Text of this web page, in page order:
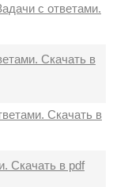
с ответами.
Скачать в
Скачать в
Скачать в pdf